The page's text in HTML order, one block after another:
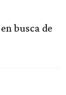
busca de